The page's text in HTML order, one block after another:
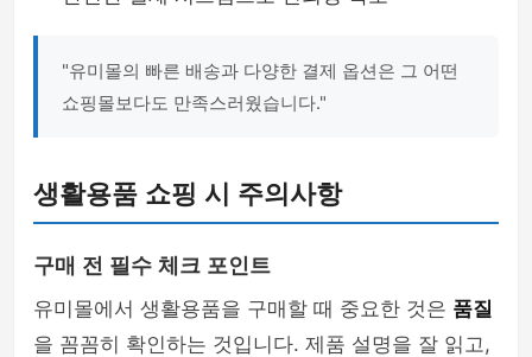
"유미몰의 빠른 배송과 다양한 결제 옵션은 그 어떤
쇼핑몰보다도 만족스러웠습니다."
생활용품 쇼핑 시 주의사항
구매 전 필수 체크 포인트
유미몰에서 생활용품을 구매할 때 중요한 것은 품질
을 꼼꼼히 확인하는 것입니다. 제품 설명을 잘 읽고,